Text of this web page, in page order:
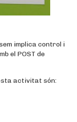
implica control i
el POST de
activitat són: